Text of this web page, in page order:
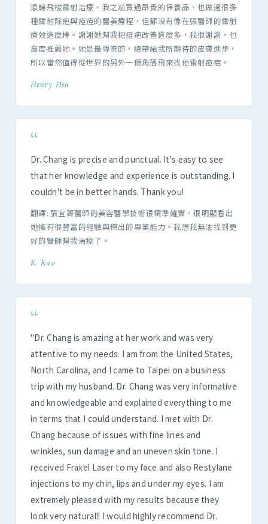
滾輪飛梭雷射治療。我之前買過昂貴的保養品、也做過很多
種雷射除疤與痘痘的醫美療程，但都沒有像在張醫師的雷射
療效這麼棒。謝謝她幫我把痘疤改善這麼多，我很謝謝，也
高度推薦她。她是最專業的，總帶給我所期待的皮膚進步，
所以當然值得從世界的另外一個角落飛來找他雷射痘疤。
Henry Hsu
“
Dr. Chang is precise and punctual. It's easy to see
that her knowledge and experience is outstanding. I
couldn't be in better hands. Thank you!
翻譯: 張宜菁醫師的美容醫學技術很精準確實。很明顯看出
她擁有很豐富的經驗與傑出的專業能力。我想我無法找到更
好的醫師幫我治療了。
K. Kuo
“
"Dr. Chang is amazing at her work and was very
attentive to my needs. I am from the United States,
North Carolina, and I came to Taipei on a business
trip with my husband. Dr. Chang was very informative
and knowledgeable and explained everything to me
in terms that I could understand. I met with Dr.
Chang because of issues with fine lines and
wrinkles, sun damage and an uneven skin tone. I
received Fraxel Laser to my face and also Restylane
injections to my chin, lips and under my eyes. I am
extremely pleased with my results because they
look very natural!! I would highly recommend Dr.